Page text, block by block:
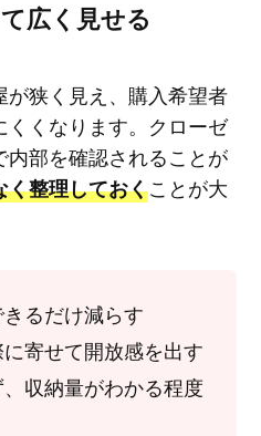
広く見せる
狭く見え、購入希望者
くなります。クローゼ
内部を確認されることが
く整理しておくことが大
るだけ減らす
寄せて開放感を出す
収納量がわかる程度